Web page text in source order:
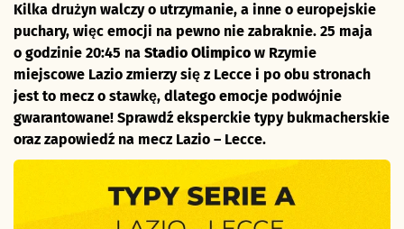
Kilka drużyn walczy o utrzymanie, a inne o europejskie
puchary, więc emocji na pewno nie zabraknie. 25 maja
o godzinie 20:45 na Stadio Olimpico w Rzymie
miejscowe Lazio zmierzy się z Lecce i po obu stronach
jest to mecz o stawkę, dlatego emocje podwójnie
gwarantowane! Sprawdź eksperckie typy bukmacherskie
oraz zapowiedź na mecz Lazio – Lecce.